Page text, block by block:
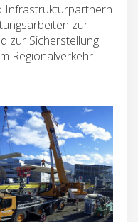
Infrastrukturpartnern
zur
zur Sicherstellung
Regionalverkehr.